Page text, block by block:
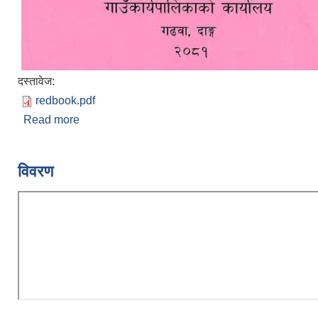
दस्तावेज:
redbook.pdf
Read more
विवरण